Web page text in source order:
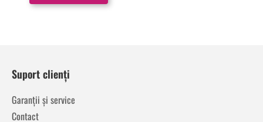
Suport clienți
Garanții și service
Contact